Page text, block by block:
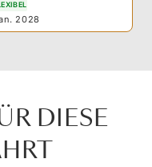
2028
DIESE